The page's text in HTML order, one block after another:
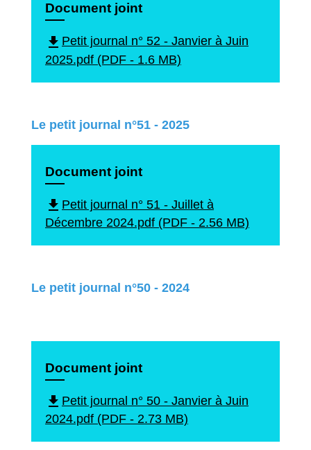
Document joint
file_download Petit journal n° 52 - Janvier à Juin
2025.pdf (PDF - 1.6 MB)
Le petit journal n°51 - 2025
Document joint
file_download Petit journal n° 51 - Juillet à
Décembre 2024.pdf (PDF - 2.56 MB)
Le petit journal n°50 - 2024
Document joint
file_download Petit journal n° 50 - Janvier à Juin
2024.pdf (PDF - 2.73 MB)